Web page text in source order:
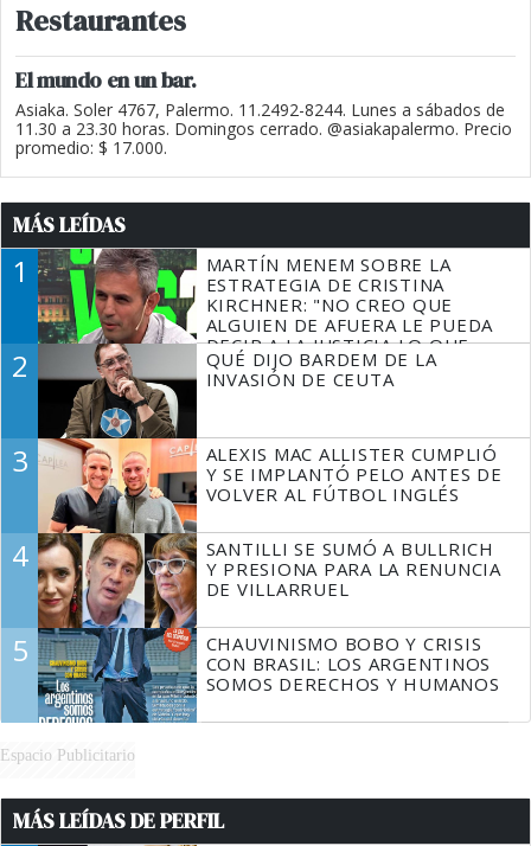
Restaurantes
El mundo en un bar.
Asiaka. Soler 4767, Palermo. 11.2492-8244. Lunes a sábados de
11.30 a 23.30 horas. Domingos cerrado. @asiakapalermo. Precio
promedio: $ 17.000.
MÁS LEÍDAS
1
MARTÍN MENEM SOBRE LA
ESTRATEGIA DE CRISTINA
KIRCHNER: "NO CREO QUE
ALGUIEN DE AFUERA LE PUEDA
DECIR A LA JUSTICIA LO QUE
TIENE QUE HACER"
2
QUÉ DIJO BARDEM DE LA
INVASIÓN DE CEUTA
3
ALEXIS MAC ALLISTER CUMPLIÓ
Y SE IMPLANTÓ PELO ANTES DE
VOLVER AL FÚTBOL INGLÉS
4
SANTILLI SE SUMÓ A BULLRICH
Y PRESIONA PARA LA RENUNCIA
DE VILLARRUEL
5
CHAUVINISMO BOBO Y CRISIS
CON BRASIL: LOS ARGENTINOS
SOMOS DERECHOS Y HUMANOS
Espacio Publicitario
MÁS LEÍDAS DE PERFIL